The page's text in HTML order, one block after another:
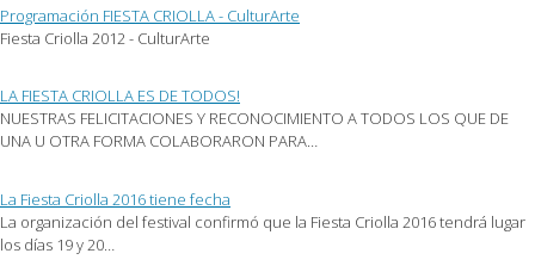
amigo
(Se
abre
ventana
nueva)
una
ventana
nueva)
una
ventana
nueva)
Programación FIESTA CRIOLLA - CulturArte
Fiesta Criolla 2012 - CulturArte
LA FIESTA CRIOLLA ES DE TODOS!
NUESTRAS FELICITACIONES Y RECONOCIMIENTO A TODOS LOS QUE DE
UNA U OTRA FORMA COLABORARON PARA…
La Fiesta Criolla 2016 tiene fecha
La organización del festival confirmó que la Fiesta Criolla 2016 tendrá lugar
los días 19 y 20…